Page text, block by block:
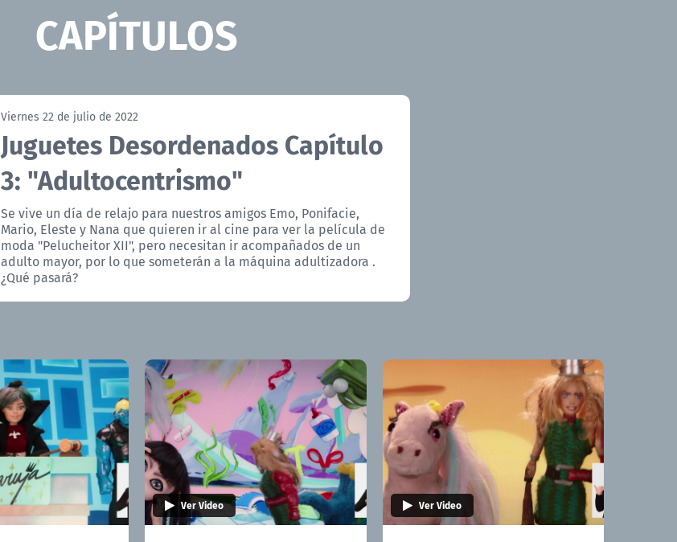
CAPÍTULOS
Viernes 22 de julio de 2022
Juguetes Desordenados Capítulo
3: "Adultocentrismo"
Se vive un día de relajo para nuestros amigos Emo, Ponifacie,
Mario, Eleste y Nana que quieren ir al cine para ver la película de
moda "Pelucheitor XII", pero necesitan ir acompañados de un
adulto mayor, por lo que someterán a la máquina adultizadora .
¿Qué pasará?
Ver Video Ver Video